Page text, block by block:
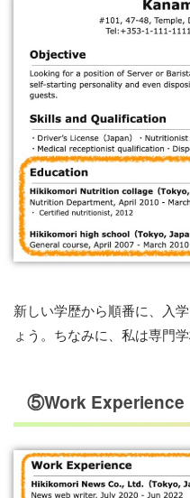
新しい学歴から順番に、入
ょう。ちなみに、私は専門
⑤Work Experience